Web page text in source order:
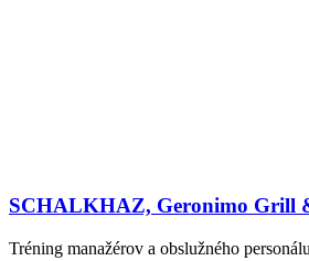
SCHALKHAZ, Geronimo Grill
Tréning manažérov a obslužného personálu